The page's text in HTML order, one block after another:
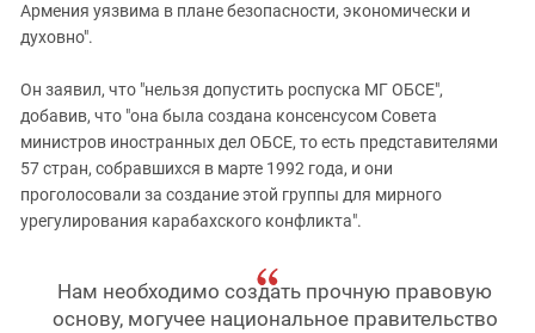
Армения уязвима в плане безопасности, экономически и
духовно".
Он заявил, что "нельзя допустить роспуска МГ ОБСЕ",
добавив, что "она была создана консенсусом Совета
министров иностранных дел ОБСЕ, то есть представителями
57 стран, собравшихся в марте 1992 года, и они
проголосовали за создание этой группы для мирного
урегулирования карабахского конфликта".
Нам необходимо создать прочную правовую
основу, могучее национальное правительство